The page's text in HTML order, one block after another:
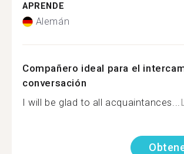
APRENDE
Alemán
Compañero ideal para el
conversación
I will be glad to all acquaintances...